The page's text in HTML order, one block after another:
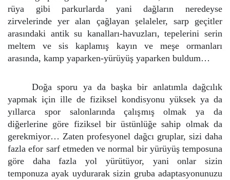
rüya gibi parkurlarda yani dağların neredeyse
zirvelerinde yer alan çağlayan şelaleler, sarp geçitler
arasındaki antik su kanalları-havuzları, tepelerini serin
meltem ve sis kaplamış kayın ve meşe ormanları
arasında, kamp yaparken-yürüyüş yaparken buldum…
Doğa sporu ya da başka bir anlatımla dağcılık
yapmak için ille de fiziksel kondisyonu yüksek ya da
yıllarca spor salonlarında çalışmış olmak ya da
diğerlerine göre fiziksel bir üstünlüğe sahip olmak da
gerekmiyor… Zaten profesyonel dağcı gruplar, sizi daha
fazla efor sarf etmeden ve normal bir yürüyüş temposuna
göre daha fazla yol yürütüyor, yani onlar sizin
temponuza ayak uydurarak sizin gruba adaptasyonunuzu